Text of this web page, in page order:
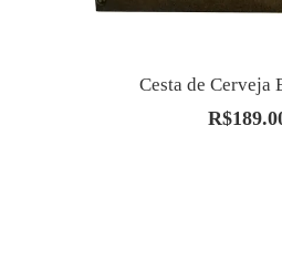
Cesta de Cerveja
R$